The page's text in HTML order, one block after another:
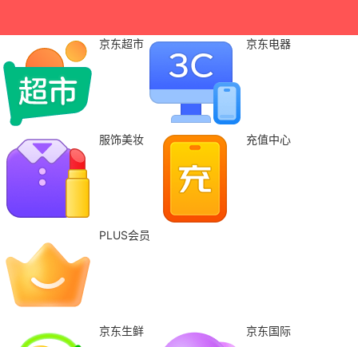
京东超市 京东电器
服饰美妆 充值中心
PLUS会员
京东生鲜 京东国际